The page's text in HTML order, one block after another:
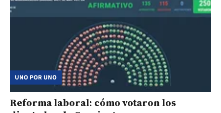
UNO POR UNO
Reforma laboral: cómo votaron los